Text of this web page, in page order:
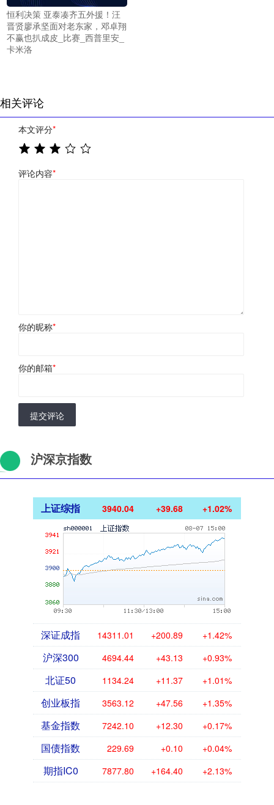
恒利决策 亚泰凑齐五外援！汪
晋贤廖承坚面对老东家，邓卓翔
不赢也扒成皮_比赛_西普里安_
卡米洛
相关评论
本文评分*
评论内容*
你的昵称*
你的邮箱*
提交评论
沪深京指数
上证综指 3940.04 +39.68 +1.02%
深证成指 14311.01 +200.89 +1.42%
沪深300 4694.44 +43.13 +0.93%
北证50 1134.24 +11.37 +1.01%
创业板指 3563.12 +47.56 +1.35%
基金指数 7242.10 +12.30 +0.17%
国债指数 229.69 +0.10 +0.04%
期指IC0 7877.80 +164.40 +2.13%